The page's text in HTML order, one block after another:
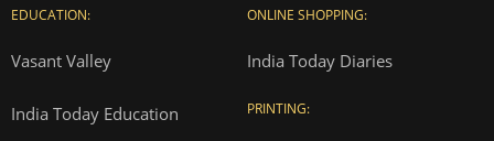
EDUCATION:
Vasant Valley
India Today Education
ONLINE SHOPPING:
India Today Diaries
PRINTING: